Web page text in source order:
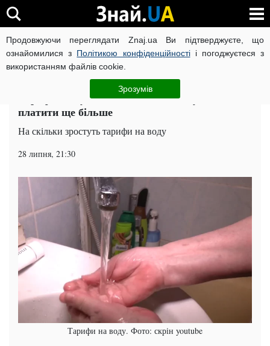
Продовжуючи переглядати Znaj.ua Ви підтверджуєте, що
ознайомилися з Політикою конфіденційностіі погоджуєтеся з
використанням файлів cookie.
Зрозумів
ВІЙНА РОСІЇ ПРОТИ УКРАЇНИ КОРОНАВІРУС В УКРАЇНІ
ЧИТАТЬ НА РУССКОМ
Тарифи знову піднімають: за що змусять
платити ще більше
На скільки зростуть тарифи на воду
28 липня, 21:30
Тарифи на воду. Фото: скрін youtube